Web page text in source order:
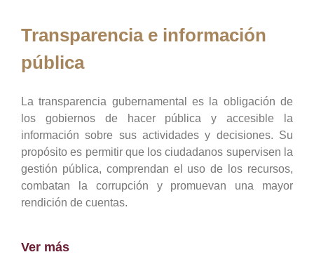
Transparencia e información
pública
La transparencia gubernamental es la obligación de
los gobiernos de hacer pública y accesible la
información sobre sus actividades y decisiones. Su
propósito es permitir que los ciudadanos supervisen la
gestión pública, comprendan el uso de los recursos,
combatan la corrupción y promuevan una mayor
rendición de cuentas.
Ver más